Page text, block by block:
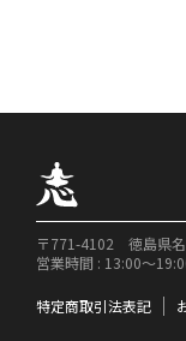
〒771-4102 徳島県名
営業時間 : 13:00〜
特定商取引法表記